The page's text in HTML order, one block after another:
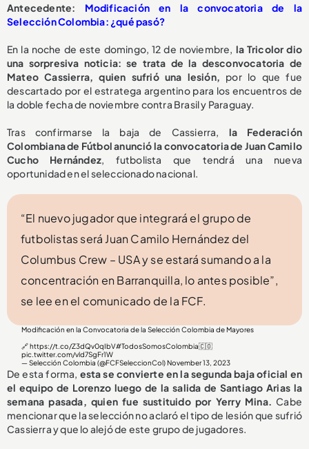
Antecedente: Modificación en la convocatoria de la
Selección Colombia: ¿qué pasó?
En la noche de este domingo, 12 de noviembre, la Tricolor dio
una sorpresiva noticia: se trata de la desconvocatoria de
Mateo Cassierra, quien sufrió una lesión, por lo que fue
descartado por el estratega argentino para los encuentros de
la doble fecha de noviembre contra Brasil y Paraguay.
Tras confirmarse la baja de Cassierra, la Federación
Colombiana de Fútbol anunció la convocatoria de Juan Camilo
Cucho Hernández, futbolista que tendrá una nueva
oportunidad en el seleccionado nacional.
“El nuevo jugador que integrará el grupo de
futbolistas será Juan Camilo Hernández del
Columbus Crew – USA y se estará sumando a la
concentración en Barranquilla, lo antes posible”,
se lee en el comunicado de la FCF.
Modificación en la Convocatoria de la Selección Colombia de Mayores
🔗https://t.co/Z3dQv0qIbV#TodosSomosColombia🇨🇴
pic.twitter.com/vld7SgFr1W
— Selección Colombia (@FCFSeleccionCol)November 13, 2023
De esta forma, esta se convierte en la segunda baja oficial en
el equipo de Lorenzo luego de la salida de Santiago Arias la
semana pasada, quien fue sustituido por Yerry Mina. Cabe
mencionar que la selección no aclaró el tipo de lesión que sufrió
Cassierra y que lo alejó de este grupo de jugadores.